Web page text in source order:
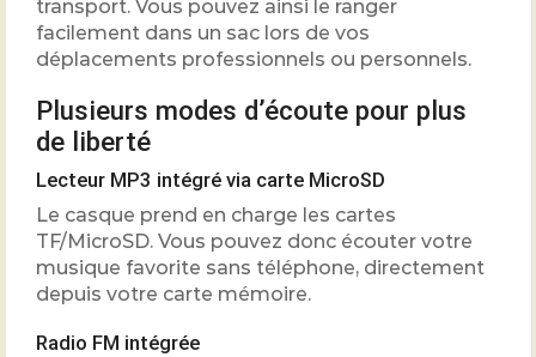
transport. Vous pouvez ainsi le ranger
facilement dans un sac lors de vos
déplacements professionnels ou personnels.
Plusieurs modes d’écoute pour plus
de liberté
Lecteur MP3 intégré via carte MicroSD
Le casque prend en charge les cartes
TF/MicroSD. Vous pouvez donc écouter votre
musique favorite sans téléphone, directement
depuis votre carte mémoire.
Radio FM intégrée